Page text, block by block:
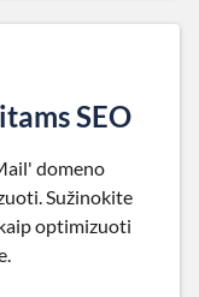
SEO
domeno
Sužinokite
optimizuoti